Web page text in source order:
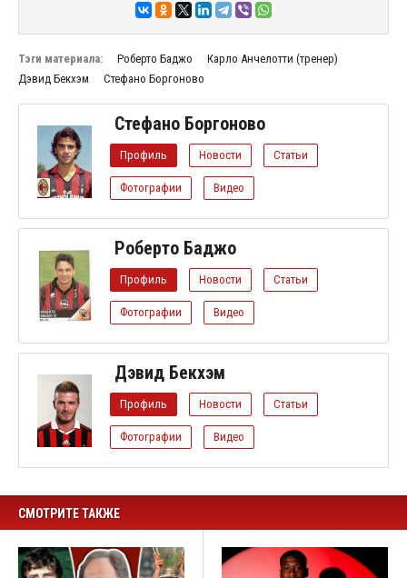
Тэги материала: Роберто Баджо
Карло Анчелотти (тренер)
Дэвид Бекхэм
Стефано Боргоново
Стефано Боргоново
Профиль Новости Статьи
Фотографии Видео
Роберто Баджо
Профиль Новости Статьи
Фотографии Видео
Дэвид Бекхэм
Профиль Новости Статьи
Фотографии Видео
СМОТРИТЕ ТАКЖЕ